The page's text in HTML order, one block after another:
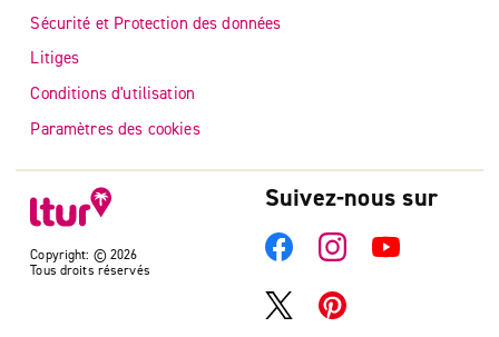
Copyright: © 2026
Tous droits réservés
Sécurité et Protection des données
Litiges
Conditions d'utilisation
Paramètres des cookies
Suivez-nous sur